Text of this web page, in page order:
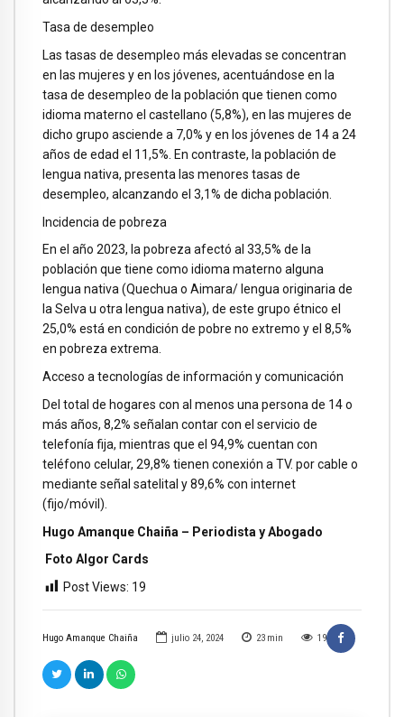
Hugo Amanque Chaiña julio 24, 2024 23 min 19
Tasa de desempleo
Las tasas de desempleo más elevadas se concentran
en las mujeres y en los jóvenes, acentuándose en la
tasa de desempleo de la población que tienen como
idioma materno el castellano (5,8%), en las mujeres de
dicho grupo asciende a 7,0% y en los jóvenes de 14 a 24
años de edad el 11,5%. En contraste, la población de
lengua nativa, presenta las menores tasas de
desempleo, alcanzando el 3,1% de dicha población.
Incidencia de pobreza
En el año 2023, la pobreza afectó al 33,5% de la
población que tiene como idioma materno alguna
lengua nativa (Quechua o Aimara/ lengua originaria de
la Selva u otra lengua nativa), de este grupo étnico el
25,0% está en condición de pobre no extremo y el 8,5%
en pobreza extrema.
Acceso a tecnologías de información y comunicación
Del total de hogares con al menos una persona de 14 o
más años, 8,2% señalan contar con el servicio de
telefonía fija, mientras que el 94,9% cuentan con
teléfono celular, 29,8% tienen conexión a TV. por cable o
mediante señal satelital y 89,6% con internet
(fijo/móvil).
Hugo Amanque Chaiña – Periodista y Abogado
Foto Algor Cards
Post Views: 19